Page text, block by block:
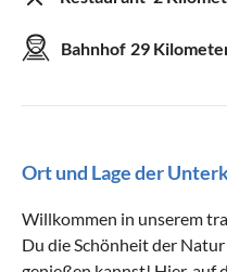
Bahnhof 29
Ort und Lage der
Willkommen in unserem
Du die Schönheit der